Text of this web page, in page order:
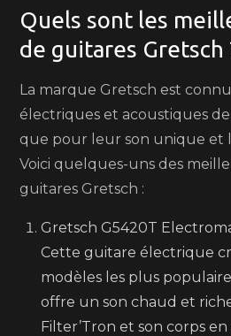
Quels sont les
de guitares Gretsch
La marque Gretsch est
électriques et acoustiques
que pour leur son unique et
Voici quelques-uns des
guitares Gretsch :
Gretsch G5420T
Cette guitare électrique
modèles les plus
offre un son chaud et
Filter’Tron et son corps